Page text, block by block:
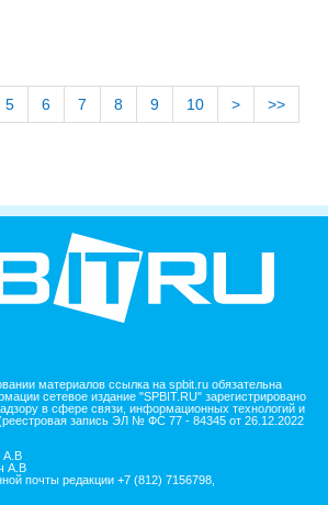
5 6 7 8 9 10 > >>
материалов ссылка на spbit.ru обязательна
сетевое издание "SPBIT.RU" зарегистрировано
в сфере связи, информационных технологий и
запись ЭЛ № ФС 77 - 84345 от 26.12.2022
А.В
А.В
почты редакции +7 (812) 7156798,